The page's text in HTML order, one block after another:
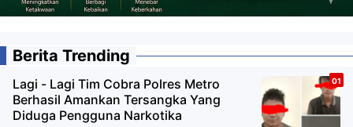
Berita Trending
Lagi - Lagi Tim Cobra Polres Metro
Berhasil Amankan Tersangka Yang
Diduga Pengguna Narkotika